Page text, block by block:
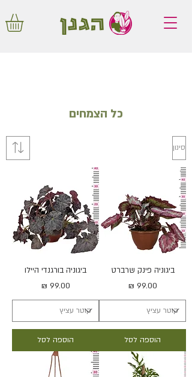
כל הצמחים
סינון
ביגוניה פינק שרברט
מחיר
הוספה לסל
ביגוניה בורגנדי היילו
מחיר
הוספה לסל